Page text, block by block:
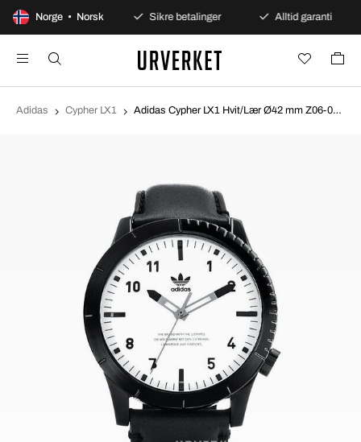
Norge • Norsk
dagers åpent kjøp Sikre betalinger Alltid garanti
Adidas Cypher LX1 Adidas Cypher LX1 Hvit/Lær Ø42 mm Z06-005-00